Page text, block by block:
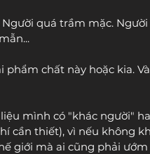
quá trầm mặc.
chất này hoặc kia.
mình có "khác người"
cần thiết), vì nếu không
giới mà ai cũng phải